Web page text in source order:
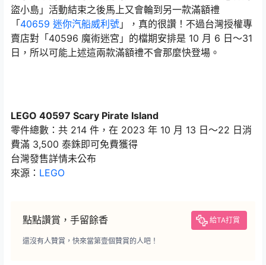
盜小島」活動結束之後馬上又會輪到另一款滿額禮
「40659 迷你汽船威利號 」，真的很讚！不過台灣授權專
賣店對「40596 魔術迷宮」的檔期安排是 10 月 6 日～31
日，所以可能上述這兩款滿額禮不會那麼快登場。
LEGO 40597 Scary Pirate Island
零件總數：共 214 件，在 2023 年 10 月 13 日～22 日消
費滿 3,500 泰銖即可免費獲得
台灣發售詳情未公布
來源： LEGO
點點讚賞，手留餘香 給TA打賞
還沒有人贊賞，快來當第壹個贊賞的人吧！